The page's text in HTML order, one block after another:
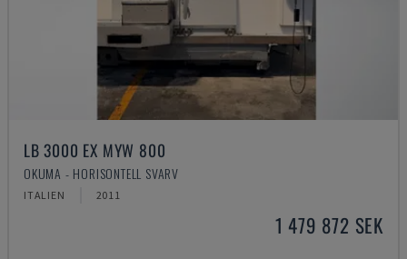
LB 3000 EX MYW 800
OKUMA - HORISONTELL SVARV
ITALIEN 2011
1 479 872 SEK